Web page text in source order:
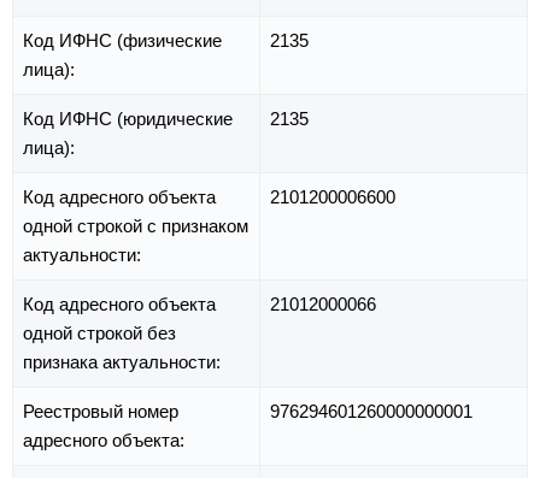
Код ИФНС (физические
лица):
2135
Код ИФНС (юридические
лица):
2135
Код адресного объекта
одной строкой с признаком
актуальности:
2101200006600
Код адресного объекта
одной строкой без
признака актуальности:
21012000066
Реестровый номер
адресного объекта:
976294601260000000001